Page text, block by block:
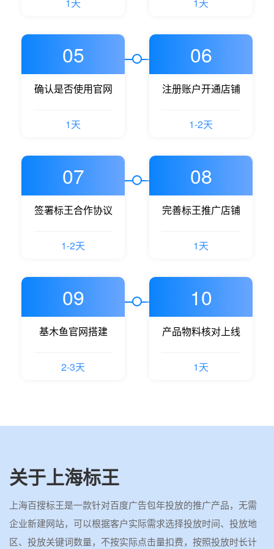
05
确认是否使用官网
1天
06
注册账户开通店铺
1-2天
07
签署标王合作协议
1-2天
08
完善标王推广店铺
1天
09
基木鱼官网搭建
2-3天
10
产品物料核对上线
1天
关于上海标王
上海百搜标王是一款针对百度广告包年投放的推广产品，无需
企业新建网站，可以根据客户实际需求选择投放时间、投放地
区、投放关键词数量，不按实际点击量扣费，按照投放时长计